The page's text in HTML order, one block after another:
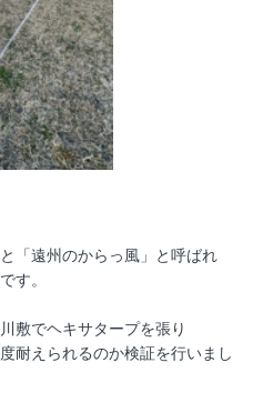
「遠州のからっ風」と呼ばれ
す。
敷でヘキサタープを張り
耐えられるのか検証を行いまし